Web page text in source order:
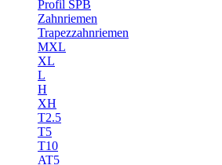
Profil SPB
Zahnriemen
Trapezzahnriemen
MXL
XL
L
H
XH
T2.5
T5
T10
AT5